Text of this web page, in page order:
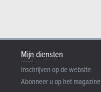
Mijn diensten
Inschrijven op de website
Abonneer u op het magazine